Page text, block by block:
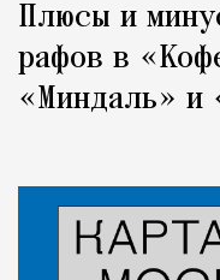
Плюсы и
рафов в
«Миндаль» и